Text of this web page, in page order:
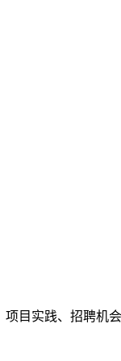
目实践、招聘机会